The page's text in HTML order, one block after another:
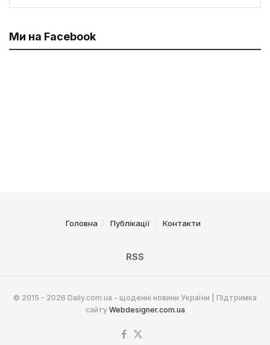
Ми на Facebook
Головна Публікації Контакти
RSS
© 2015 - 2026 Daily.com.ua - щоденні новини України | Підтримка
сайту Webdesigner.com.ua